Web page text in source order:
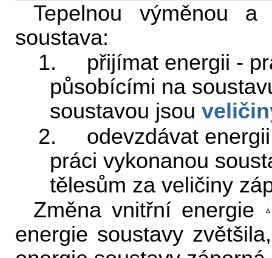
Tepelnou výměnou
soustava:
1. přijímat energii -
působícími na
soustavou jsou
2. odevzdávat energii
práci vykonanou
tělesům za veličiny
Změna vnitřní energie
energie soustavy